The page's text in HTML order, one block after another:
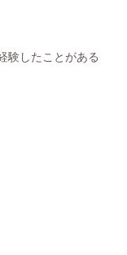
験したことがある